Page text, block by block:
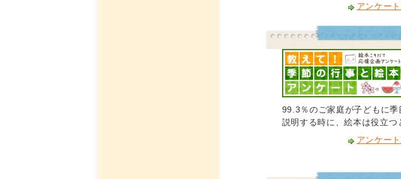
アンケー
99.3％のご家庭が子どもに季
説明する時に、絵本は役立つ
アンケー